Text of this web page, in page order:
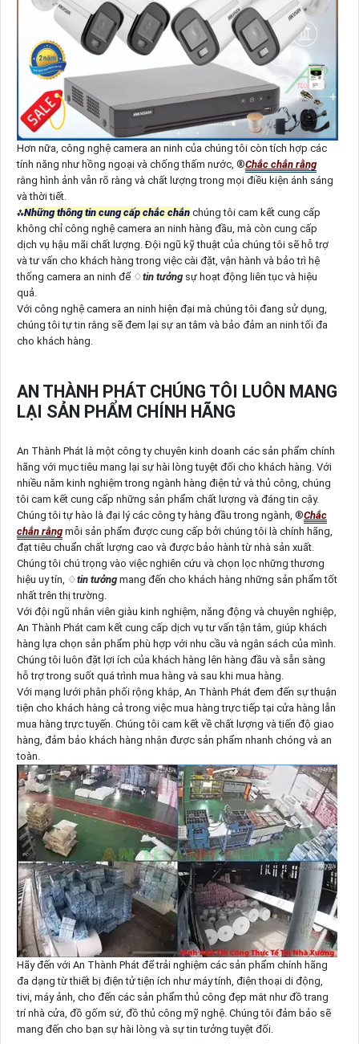
Hơn nữa, công nghệ camera an ninh của chúng tôi còn tích hợp các
tính năng như hồng ngoại và chống thấm nước, ®️Chắc chắn rằng
rằng hình ảnh vẫn rõ ràng và chất lượng trong mọi điều kiện ánh sáng
và thời tiết.
⁂Những thông tin cung cấp chắc chắnchúng tôi cam kết cung cấp
không chỉ công nghệ camera an ninh hàng đầu, mà còn cung cấp
dịch vụ hậu mãi chất lượng. Đội ngũ kỹ thuật của chúng tôi sẽ hỗ trợ
và tư vấn cho khách hàng trong việc cài đặt, vận hành và bảo trì hệ
thống camera an ninh để ♢tin tưởngsự hoạt động liên tục và hiệu
quả.
Với công nghệ camera an ninh hiện đại mà chúng tôi đang sử dụng,
chúng tôi tự tin rằng sẽ đem lại sự an tâm và bảo đảm an ninh tối đa
cho khách hàng.
AN THÀNH PHÁT CHÚNG TÔI LUÔN MANG
LẠI SẢN PHẨM CHÍNH HÃNG
An Thành Phát là một công ty chuyên kinh doanh các sản phẩm chính
hãng với mục tiêu mang lại sự hài lòng tuyệt đối cho khách hàng. Với
nhiều năm kinh nghiệm trong ngành hàng điện tử và thủ công, chúng
tôi cam kết cung cấp những sản phẩm chất lượng và đáng tin cậy.
Chúng tôi tự hào là đại lý các công ty hàng đầu trong ngành, ®️Chắc
chắn rằngmỗi sản phẩm được cung cấp bởi chúng tôi là chính hãng,
đạt tiêu chuẩn chất lượng cao và được bảo hành từ nhà sản xuất.
Chúng tôi chú trọng vào việc nghiên cứu và chọn lọc những thương
hiệu uy tín, ♢tin tưởngmang đến cho khách hàng những sản phẩm tốt
nhất trên thị trường.
Với đội ngũ nhân viên giàu kinh nghiệm, năng động và chuyên nghiệp,
An Thành Phát cam kết cung cấp dịch vụ tư vấn tận tâm, giúp khách
hàng lựa chọn sản phẩm phù hợp với nhu cầu và ngân sách của mình.
Chúng tôi luôn đặt lợi ích của khách hàng lên hàng đầu và sẵn sàng
hỗ trợ trong suốt quá trình mua hàng và sau khi mua hàng.
Với mạng lưới phân phối rộng khắp, An Thành Phát đem đến sự thuận
tiện cho khách hàng cả trong việc mua hàng trực tiếp tại cửa hàng lẫn
mua hàng trực tuyến. Chúng tôi cam kết về chất lượng và tiến độ giao
hàng, đảm bảo khách hàng nhận được sản phẩm nhanh chóng và an
toàn.
Hãy đến với An Thành Phát để trải nghiệm các sản phẩm chính hãng
đa dạng từ thiết bị điện tử tiện ích như máy tính, điện thoại di động,
tivi, máy ảnh, cho đến các sản phẩm thủ công đẹp mắt như đồ trang
trí nhà cửa, đồ gốm sứ, đồ thủ công mỹ nghệ. Chúng tôi đảm bảo sẽ
mang đến cho bạn sự hài lòng và sự tin tưởng tuyệt đối.